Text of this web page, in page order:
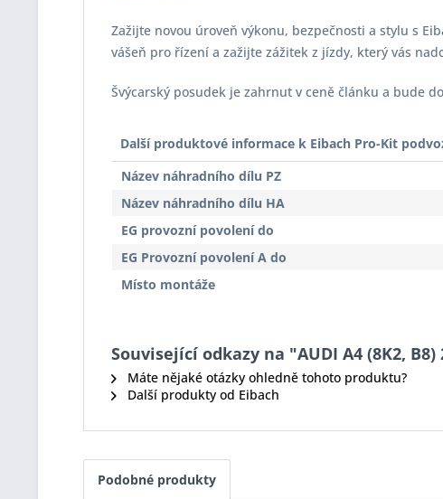
Zažijte novou úroveň výkonu, bezpečnosti a stylu s
vášeň pro řízení a zažijte zážitek z jízdy, který vás
Švýcarský posudek je zahrnut v ceně článku a bude
Další produktové informace k Eibach Pro-Kit
Název náhradního dílu PZ
Název náhradního dílu HA
EG provozní povolení do
EG Provozní povolení A do
Místo montáže
Související odkazy na "AUDI A4 (8K2, B8)
Máte nějaké otázky ohledně tohoto produktu?
Další produkty od Eibach
Podobné produkty